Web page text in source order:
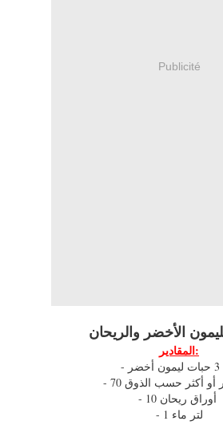
Publicité
الأخضر والريحان
المقادير:
- 1 لتر ماء